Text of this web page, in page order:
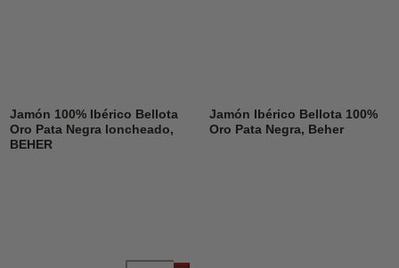
Jamón 100% Ibérico Bellota
Oro Pata Negra loncheado,
BEHER
Jamón Ibérico Bellota 100%
Oro Pata Negra, Beher